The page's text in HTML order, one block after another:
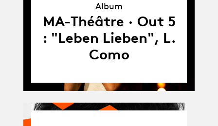
Album
MA-Théâtre · Out 5
: "Leben Lieben", L.
Como